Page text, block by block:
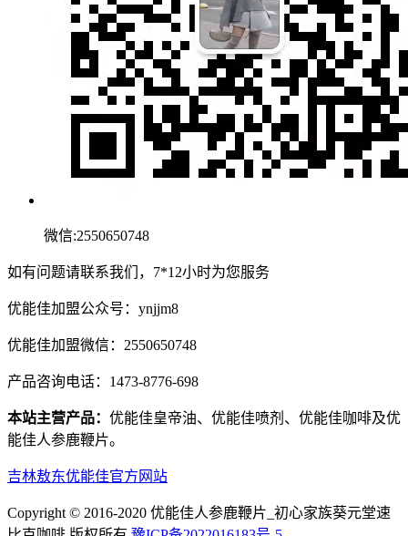
微信:2550650748
如有问题请联系我们，7*12小时为您服务
优能佳加盟公众号：ynjjm8
优能佳加盟微信：2550650748
产品咨询电话：1473-8776-698
本站主营产品： 优能佳皇帝油、优能佳喷剂、优能佳咖啡及优
能佳人参鹿鞭片。
吉林敖东优能佳官方网站
Copyright © 2016-2020 优能佳人参鹿鞭片_初心家族葵元堂速